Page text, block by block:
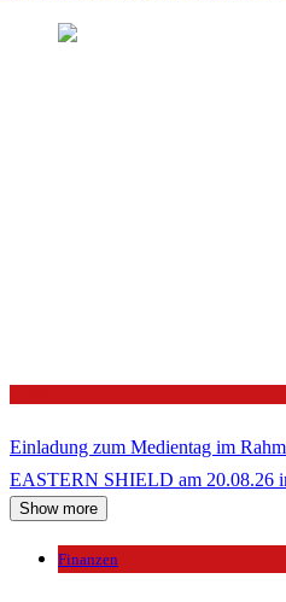
Einladung zum Medientag im
EASTERN SHIELD am 20.08.26
Show more
Finanzen